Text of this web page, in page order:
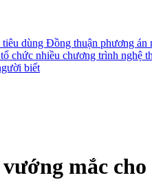
dùng Đồng thuận phương án
chức nhiều chương trình nghệ
biết
mắc